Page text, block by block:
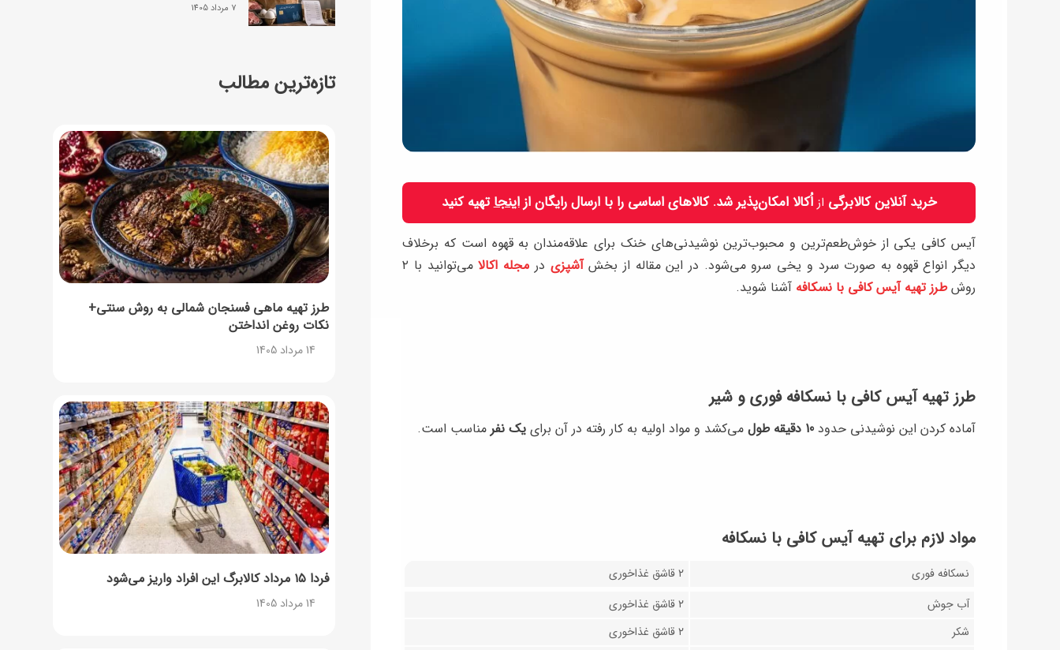
خرید آنلاین کالابرگی ازاُکالا امکان‌پذیر شد. کالاهای اساسی را با ارسال رایگان ازاینجاتهیه کنید
آیس کافی یکی از خوش‌طعم‌ترین و محبوب‌ترین نوشیدنی‌های خنک برای علاقه‌مندان به قهوه است که برخلاف
دیگر انواع قهوه به صورت سرد و یخی سرو می‌شود. در این مقاله از بخشآشپزی در مجله اکالا
می‌توانید با ۲
روشطرز تهیه آیس کافی با نسکافه آشنا شوید.
طرز تهیه آیس کافی با نسکافه فوری و شیر
آماده کردن این نوشیدنی حدود می‌کشد و مواد اولیه به کار رفته در آن برای یک نفر مناسب است.
مواد لازم برای تهیه آیس کافی با نسکافه
نسکافه فوری
۲ قاشق غذاخوری
آب جوش
۲ قاشق غذاخوری
شکر
۲ قاشق غذاخوری
7 مرداد 1405
تازه‌ترین مطالب
طرز تهیه ماهی فسنجان شمالی به روش سنتی+
نکات روغن انداختن
14 مرداد 1405
فردا ۱۵ مرداد کالابرگ این افراد واریز می‌شود
14 مرداد 1405